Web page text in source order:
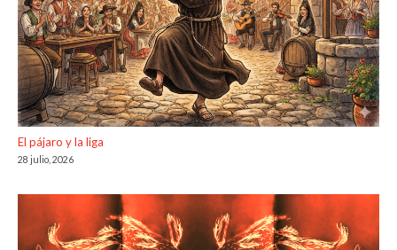
El pájaro y la liga
28 julio, 2026